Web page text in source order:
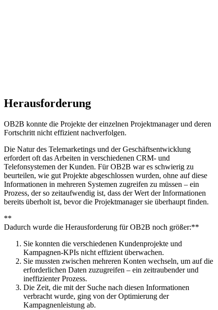
Herausforderung
OB2B konnte die Projekte der einzelnen Projektmanager und deren
Fortschritt nicht effizient nachverfolgen.
Die Natur des Telemarketings und der Geschäftsentwicklung
erfordert oft das Arbeiten in verschiedenen CRM- und
Telefonsystemen der Kunden. Für OB2B war es schwierig zu
beurteilen, wie gut Projekte abgeschlossen wurden, ohne auf diese
Informationen in mehreren Systemen zugreifen zu müssen – ein
Prozess, der so zeitaufwendig ist, dass der Wert der Informationen
bereits überholt ist, bevor die Projektmanager sie überhaupt finden.
**
Dadurch wurde die Herausforderung für OB2B noch größer:**
Sie konnten die verschiedenen Kundenprojekte und
Kampagnen-KPIs nicht effizient überwachen.
Sie mussten zwischen mehreren Konten wechseln, um auf die
erforderlichen Daten zuzugreifen – ein zeitraubender und
ineffizienter Prozess.
Die Zeit, die mit der Suche nach diesen Informationen
verbracht wurde, ging von der Optimierung der
Kampagnenleistung ab.